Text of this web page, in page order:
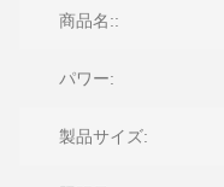
商品名::
パワー:
製品サイズ: